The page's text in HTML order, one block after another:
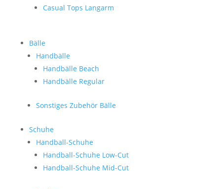
Casual Tops Langarm
Bälle
Handbälle
Handbälle Beach
Handbälle Regular
Sonstiges Zubehör Bälle
Schuhe
Handball-Schuhe
Handball-Schuhe Low-Cut
Handball-Schuhe Mid-Cut